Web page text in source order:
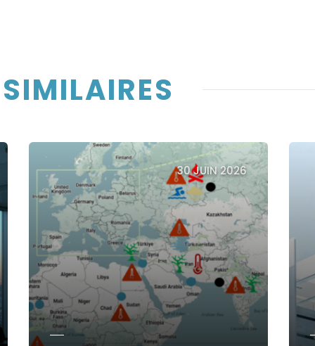
30 JUIN 2026